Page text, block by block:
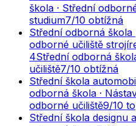
škola · Střední
studium7/10 obtížná
Střední odborná
odborné učiliště
4Střední odborná
učiliště7/10 obtížná
Střední škola
odborná škola ·
odborné učiliště9/10
Střední škola designu